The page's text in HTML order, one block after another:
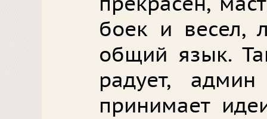
боек и весел,
общий язык.
радует,
принимает